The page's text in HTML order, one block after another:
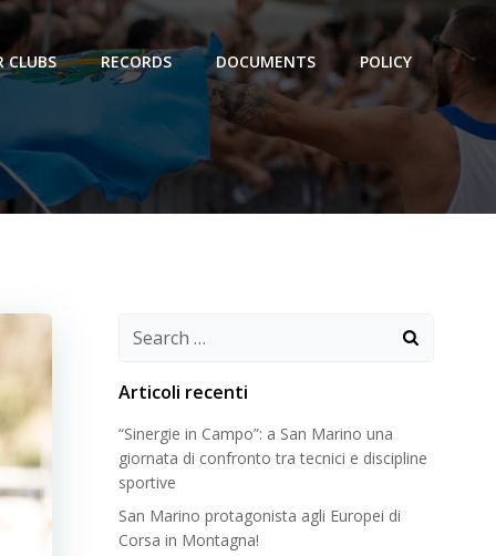
CLUBS RECORDS DOCUMENTS POLICY
Search
Articoli recenti
“Sinergie in Campo”: a San Marino una
giornata di confronto tra tecnici e discipline
sportive
San Marino protagonista agli Europei di
Corsa in Montagna!